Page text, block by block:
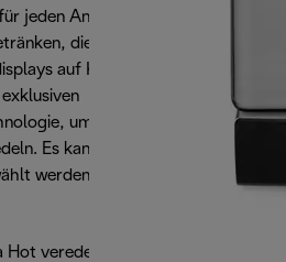
jeden Anlass den richtigen Kaffee.
die dank des intuitiven 3,5-
auf Knopfdruck bereitstehen.
um Ihren Kaffee mit feinem
Es kann zwischen drei
werden kann: dicht, cremig oder
Hot veredelt Ihre Getränke mit